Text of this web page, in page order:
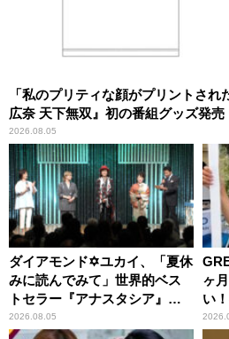
「私のプリティな顔がプリントさ
広奈 天下無双』初の番組グッズ発売
2026.08.05
ダイアモンド✡ユカイ、「夏休
みに読んでみて」世界的ベス
トセラー『アナスタシア』を
紹介
2026.08.05
ヶ
い